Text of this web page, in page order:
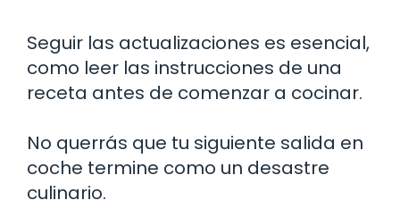
Seguir las actualizaciones es esencial,
como leer las instrucciones de una
receta antes de comenzar a cocinar.
No querrás que tu siguiente salida en
coche termine como un desastre
culinario.